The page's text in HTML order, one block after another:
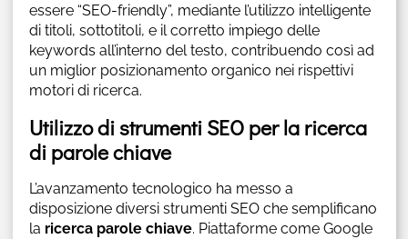
essere “SEO-friendly”, mediante l’utilizzo intelligente
di titoli, sottotitoli, e il corretto impiego delle
keywords all’interno del testo, contribuendo così ad
un miglior posizionamento organico nei rispettivi
motori di ricerca.
Utilizzo di strumenti SEO per la ricerca
di parole chiave
L’avanzamento tecnologico ha messo a
disposizione diversi strumenti SEO che semplificano
la ricerca parole chiave. Piattaforme come Google